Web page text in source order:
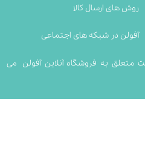
به فروشگاه آنلاین آفولن می
روش های ارسال کالا
آفولن در شبکه های اجتماعی